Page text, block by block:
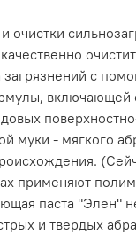
очистки
загрязнений с
включающей
муки - мягкого
применяют
паста "Элен"
и твердых